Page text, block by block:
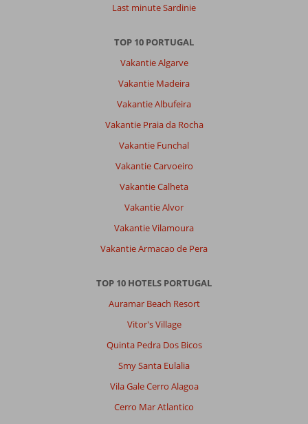
Last minute Sardinie
TOP 10 PORTUGAL
Vakantie Algarve
Vakantie Madeira
Vakantie Albufeira
Vakantie Praia da Rocha
Vakantie Funchal
Vakantie Carvoeiro
Vakantie Calheta
Vakantie Alvor
Vakantie Vilamoura
Vakantie Armacao de Pera
TOP 10 HOTELS PORTUGAL
Auramar Beach Resort
Vitor's Village
Quinta Pedra Dos Bicos
Smy Santa Eulalia
Vila Gale Cerro Alagoa
Cerro Mar Atlantico